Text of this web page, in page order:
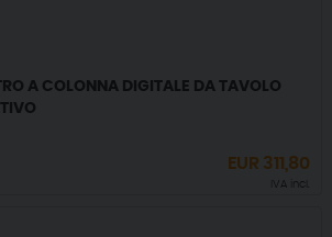
A COLONNA DIGITALE DA TAVOLO
EUR 311,80
IVA incl.